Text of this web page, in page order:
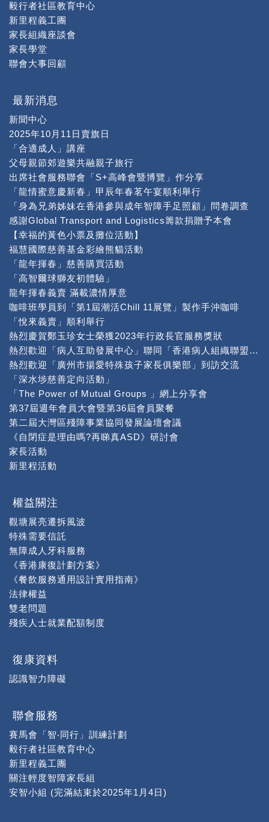
毅行者社區教育中心
新里程義工團
家長組織座談會
家長學堂
聯會大事回顧
最新消息
新聞中心
2025年10月11日賣旗日
「合適成人」講座
父母親節郊遊樂共融親子旅行
出席社會服務聯會「S+高峰會暨博覽」作分享
「龍情蜜意慶新春」甲辰年春茗午宴順利舉行
「身為兄弟姊妹在香港參與成年智障手足照顧」問卷調查
感謝Global Transport and Logistics籌款捐贈予本會
【幸福的黃色小票及攤位活動】
福慧國際慈善基金彩繪熊貓活動
「龍年揮春」慈善購買活動
「高智爾球獅友初體驗」
龍年揮春義賣 滿載濃情厚意
咖啡班學員到「第1屆潮活Chill 11展覽」製作手沖咖啡
「悅來義賣」順利舉行
熱烈慶賀鄭玉珍女士榮獲2023年行政長官服務獎狀
熱烈歡迎「病人互助發展中心」聯同「香港病人組織聯盟」到本中心交流
熱烈歡迎「廣州市揚愛特殊孩子家長俱樂部」到訪交流
「深水埗慈善定向活動」
「The Power of Mutual Groups 」網上分享會
第37屆週年會員大會暨第36屆會員聚餐
第二屆大灣區殘障事業協同發展論壇會議
《自閉症是理由嗎?再睇真ASD》研討會
家長活動
新里程活動
權益關注
觀塘展亮遷拆風波
特殊需要信託
無障成人牙科服務
《香港康復計劃方案》
《餐飲服務通用設計實用指南》
法律權益
雙老問題
殘疾人士就業配額制度
復康資料
認識智力障礙
聯會服務
賽馬會「智‧同行」訓練計劃
毅行者社區教育中心
新里程義工團
關注輕度智障家長組
安智小組 (完滿結束於2025年1月4日)